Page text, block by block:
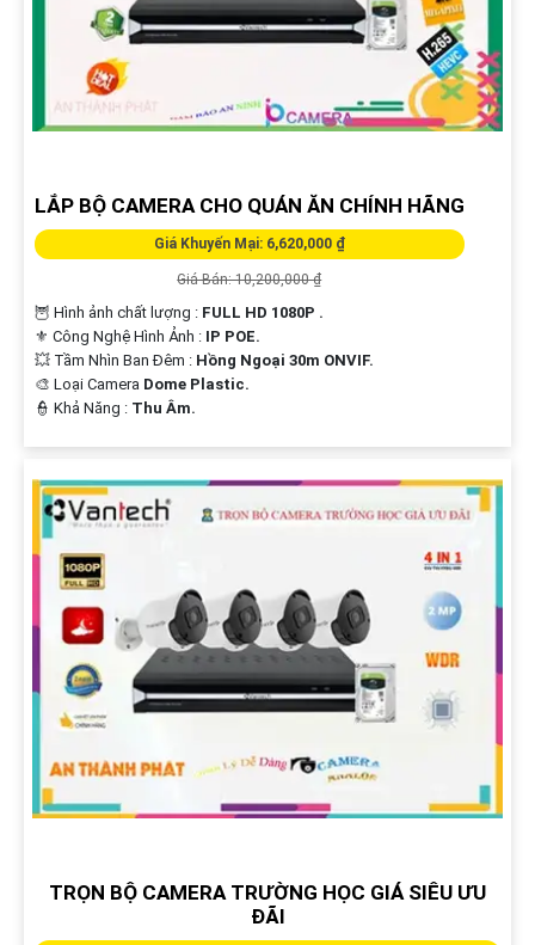
LẮP BỘ CAMERA CHO QUÁN ĂN CHÍNH HÃNG
Giá Khuyến Mại: 6,620,000 ₫
Giá Bán: 10,200,000 ₫
🦉 Hình ảnh chất lượng : FULL HD 1080P .
⚜️ Công Nghệ Hình Ảnh : IP POE.
💥 Tầm Nhìn Ban Đêm : Hồng Ngoại 30m ONVIF.
🎨 Loại Camera Dome Plastic.
️👮 Khả Năng : Thu Âm.
TRỌN BỘ CAMERA TRƯỜNG HỌC GIÁ SIÊU ƯU
ĐÃI